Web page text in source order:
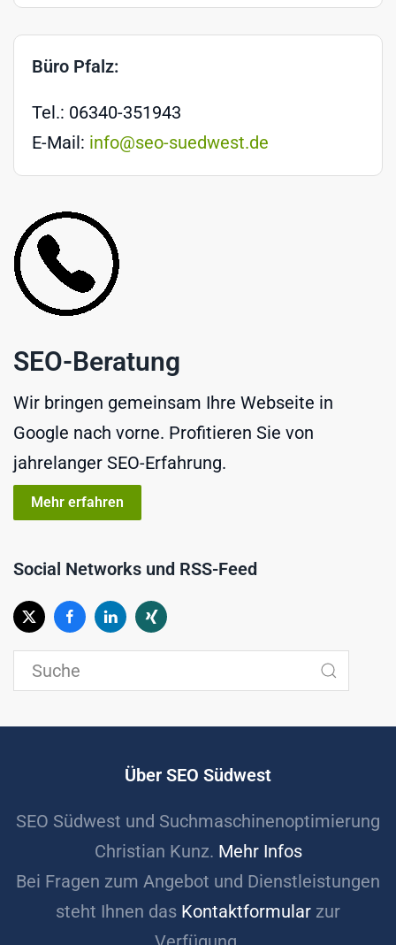
Büro Pfalz:
Tel.: 06340-351943
E-Mail: info@seo-suedwest.de
SEO-Beratung
Wir bringen gemeinsam Ihre Webseite in
Google nach vorne. Profitieren Sie von
jahrelanger SEO-Erfahrung.
Mehr erfahren
Social Networks und RSS-Feed
Über SEO Südwest
SEO Südwest und Suchmaschinenoptimierung
Christian Kunz. Mehr Infos
Bei Fragen zum Angebot und Dienstleistungen
steht Ihnen das Kontaktformular zur